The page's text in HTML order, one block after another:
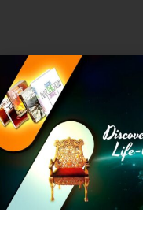
מאמר קודם
לשמור על זכות השתיקה